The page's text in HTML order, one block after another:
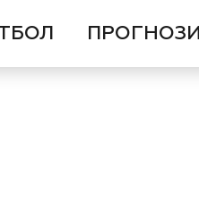
ПРОГНОЗИ